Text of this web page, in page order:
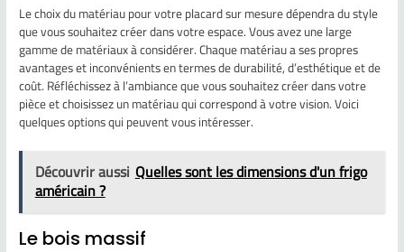
Le choix du matériau pour votre placard sur mesure dépendra du style
que vous souhaitez créer dans votre espace. Vous avez une large
gamme de matériaux à considérer. Chaque matériau a ses propres
avantages et inconvénients en termes de durabilité, d’esthétique et de
coût. Réfléchissez à l’ambiance que vous souhaitez créer dans votre
pièce et choisissez un matériau qui correspond à votre vision. Voici
quelques options qui peuvent vous intéresser.
Découvrir aussi Quelles sont les dimensions d'un frigo
américain ?
Le bois massif